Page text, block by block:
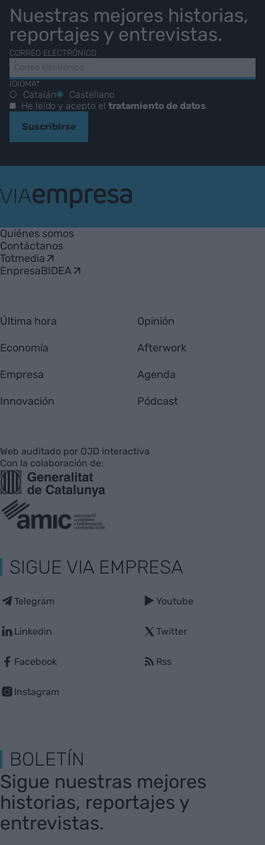
Nuestras mejores historias,
reportajes y entrevistas.
CORREO ELECTRÓNICO
IDIOMA*
Catalán
Castellano
He leído y acepto el tratamiento de datos
Suscribirse
Empresa
Quiénes somos
Contáctanos
Totmedia
EnpresaBIDEA
Última hora
Economía
Empresa
Innovación
Opinión
Afterwork
Agenda
Pódcast
Web auditado por OJD interactiva
Con la colaboración de:
SIGUE VIA EMPRESA
Telegram
Linkedin
Facebook
Instagram
Youtube
Twitter
Rss
BOLETÍN
Sigue nuestras mejores
historias, reportajes y
entrevistas.